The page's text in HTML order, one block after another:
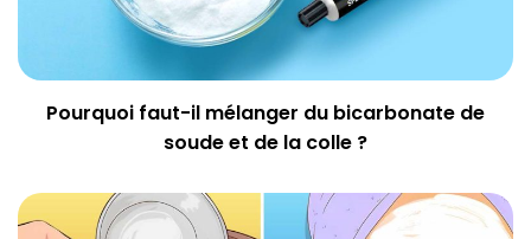
Pourquoi faut-il mélanger du bicarbonate de
soude et de la colle ?